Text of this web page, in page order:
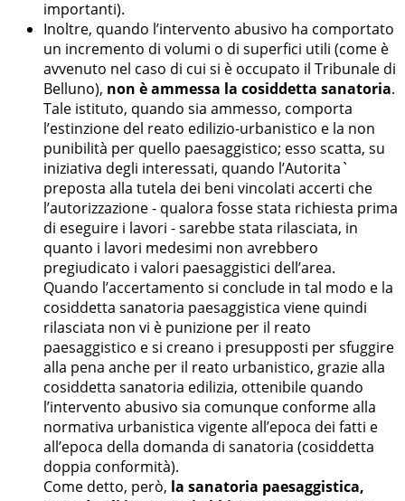
importanti).
Inoltre, quando l’intervento abusivo ha comportato
un incremento di volumi o di superfici utili (come è
avvenuto nel caso di cui si è occupato il Tribunale di
Belluno), non è ammessa la cosiddetta sanatoria.
Tale istituto, quando sia ammesso, comporta
l’estinzione del reato edilizio-urbanistico e la non
punibilità per quello paesaggistico; esso scatta, su
iniziativa degli interessati, quando l’Autorita`
preposta alla tutela dei beni vincolati accerti che
l’autorizzazione - qualora fosse stata richiesta prima
di eseguire i lavori - sarebbe stata rilasciata, in
quanto i lavori medesimi non avrebbero
pregiudicato i valori paesaggistici dell’area.
Quando l’accertamento si conclude in tal modo e la
cosiddetta sanatoria paesaggistica viene quindi
rilasciata non vi è punizione per il reato
paesaggistico e si creano i presupposti per sfuggire
alla pena anche per il reato urbanistico, grazie alla
cosiddetta sanatoria edilizia, ottenibile quando
l’intervento abusivo sia comunque conforme alla
normativa urbanistica vigente all’epoca dei fatti e
all’epoca della domanda di sanatoria (cosiddetta
doppia conformità).
Come detto, però, la sanatoria paesaggistica,